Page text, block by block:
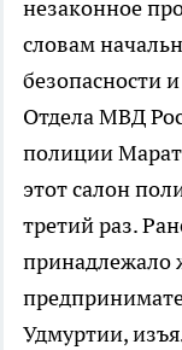
незаконное
словам
безопасности
Отдела МВД
полиции
этот салон
третий раз.
принадлежало
Удмуртии,